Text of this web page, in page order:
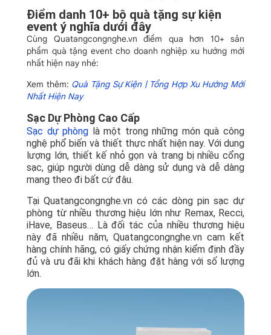
Điểm danh 10+ bộ quà tặng sự kiện
event ý nghĩa dưới đây
Cùng Quatangcongnghe.vn điểm qua hơn 10+ sản
phẩm quà tặng event cho doanh nghiệp xu hướng mới
nhất hiện nay nhé:
Xem thêm: Quà Tặng Sự Kiện | Tổng Hợp Xu Hướng Mới
Nhất Hiện Nay
Sạc Dự Phòng Cao Cấp
Sạc dự phòng là một trong những món quà công
nghệ phổ biến và thiết thực nhất hiện nay. Với dung
lượng lớn, thiết kế nhỏ gọn và trang bị nhiều cổng
sạc, giúp người dùng dễ dàng sử dụng và dễ dàng
mang theo đi bất cứ đâu.
Tại Quatangcongnghe.vn có các dòng pin sạc dự
phòng từ nhiều thương hiệu lớn như Remax, Recci,
iHave, Baseus… Là đối tác của nhiều thương hiệu
này đã nhiều năm, Quatangcongnghe.vn cam kết
hàng chính hãng, có giấy chứng nhận kiểm định đầy
đủ và ưu đãi khi khách hàng đặt hàng với số lượng
lớn.